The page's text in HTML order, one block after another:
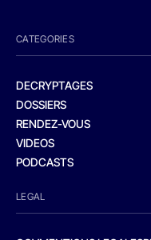
CATEGORIES
DECRYPTAGES
DOSSIERS
RENDEZ-VOUS
VIDEOS
PODCASTS
LEGAL